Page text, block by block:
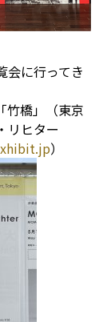
会に行ってき
竹橋」（東京
リヒター
）